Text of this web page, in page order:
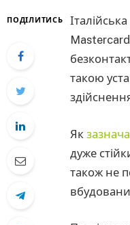
ПОДІЛИТИСЬ
такою
Як
дуже
також не